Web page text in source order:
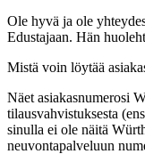
Ole hyvä ja ole
Edustajaan. Hän
Mistä voin löytää
Näet asiakasnumerosi
tilausvahvistuksesta
sinulla ei ole näitä
neuvontapalveluun